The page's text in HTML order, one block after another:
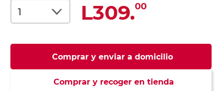
L309.00
Comprar y enviar a domicilio
Comprar y recoger en tienda